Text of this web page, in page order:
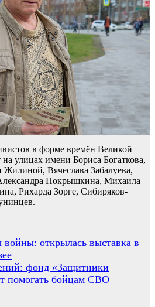
в форме времён Великой
улицах имени Бориса Богаткова,
Вячеслава Забалуева,
Покрышкина, Михаила
Рихарда Зорге, Сибиряков-
открылась выставка в
фонд «Защитники
помогать бойцам СВО